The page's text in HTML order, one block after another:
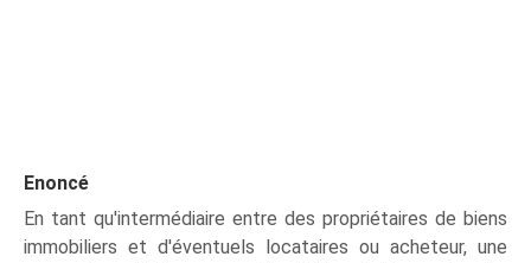
Enoncé
En tant qu'intermédiaire entre des propriétaires de biens
immobiliers et d'éventuels locataires ou acheteur, une